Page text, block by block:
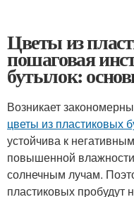
Цветы из
пошаговая
бутылок:
Возникает
цветы из пластиковых
устойчива к
повышенной
солнечным лучам.
пластиковых пробудут